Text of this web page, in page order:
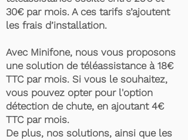
30€ par mois. A ces tarifs s’ajoutent
les frais d’installation.
Avec Minifone, nous vous proposons
une solution de téléassistance à 18€
TTC par mois. Si vous le souhaitez,
vous pouvez opter pour l'option
détection de chute, en ajoutant 4€
TTC par mois.
De plus, nos solutions, ainsi que les